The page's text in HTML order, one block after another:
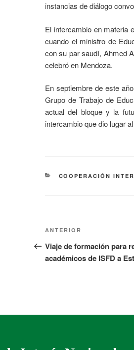
instancias de diálogo
El intercambio en materia
cuando el ministro de
con su par saudí, Ahmed
celebró en Mendoza.
En septiembre de este
Grupo de Trabajo de
actual del bloque y la
intercambio que dio lugar
COOPERACIÓN
ANTERIOR
Viaje de formación para
académicos de ISFD a